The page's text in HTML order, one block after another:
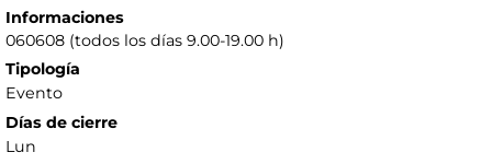
Informaciones
060608 (todos los días 9.00-19.00 h)
Tipología
Evento
Días de cierre
Lun